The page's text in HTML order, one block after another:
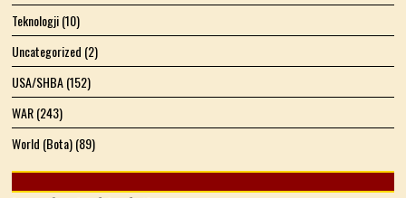
Teknologji(10)
Uncategorized (2)
USA/SHBA(152)
WAR(243)
World (Bota)(89)